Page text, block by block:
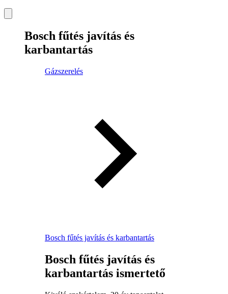
Bosch fűtés javítás és
karbantartás
Gázszerelés
Bosch fűtés javítás és karbantartás
Bosch fűtés javítás és
karbantartás ismertető